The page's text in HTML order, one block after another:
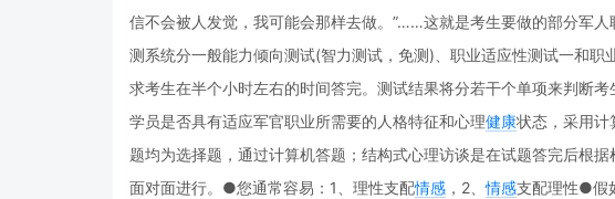
信不会被人发觉，我可能会那样去做。”……这就是考生要做的部分军
测系统分一般能力倾向测试(智力测试，免测)、职业适应性测试一和
求考生在半个小时左右的时间答完。测试结果将分若干个单项来判断
学员是否具有适应军官职业所需要的人格特征和心理健康状态，采用计
题均为选择题，通过计算机答题；结构式心理访谈是在试题答完后根
面对面进行。●您通常容易：1、理性支配情感 ，2、情感支配理性●假